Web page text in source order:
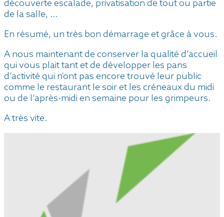
découverte escalade, privatisation de tout ou partie
de la salle, …
En résumé, un très bon démarrage et grâce à vous.
A nous maintenant de conserver la qualité d’accueil
qui vous plait tant et de développer les pans
d’activité qui n’ont pas encore trouvé leur public
comme le restaurant le soir et les créneaux du midi
ou de l’après-midi en semaine pour les grimpeurs.
A très vite.